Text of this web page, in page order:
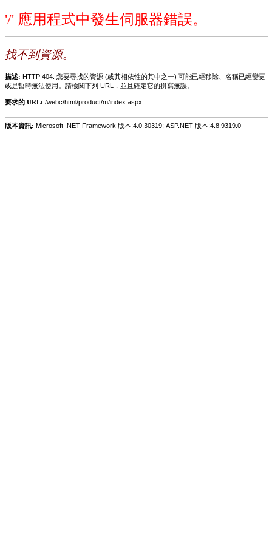
'/' 應用程式中發生伺服器錯誤。
找不到資源。
描述: HTTP 404. 您要尋找的資源 (或其相依性的其中之一) 可能已經移除、名稱已經變更
或是暫時無法使用。請檢閱下列 URL，並且確定它的拼寫無誤。
要求的 URL: /webc/html/product/m/index.aspx
版本資訊: Microsoft .NET Framework 版本:4.0.30319; ASP.NET 版本:4.8.9319.0